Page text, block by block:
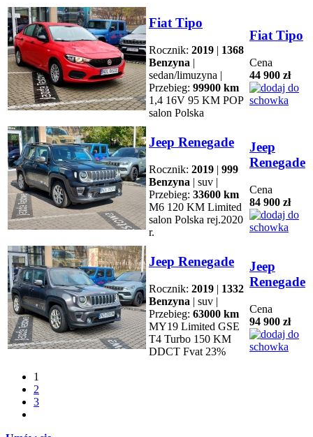
Fiat Tipo
Rocznik: 2019 | 1368
Benzyna |
sedan/limuzyna |
Przebieg: 99900 km
1,4 16V 95 KM POP
salon Polska
Fiat Tipo
Cena
44 900 zł
Jeep Renegade
Rocznik: 2019 | 999
Benzyna | suv |
Przebieg: 33600 km
M6 120 KM Limited
salon Polska rej.2020
r.
Jeep
Renegade
Cena
84 900 zł
Jeep Renegade
Rocznik: 2019 | 1332
Benzyna | suv |
Przebieg: 63000 km
MY19 Limited GSE
T4 Turbo 150 KM
DDCT Fvat 23%
Jeep
Renegade
Cena
94 900 zł
1
2
3